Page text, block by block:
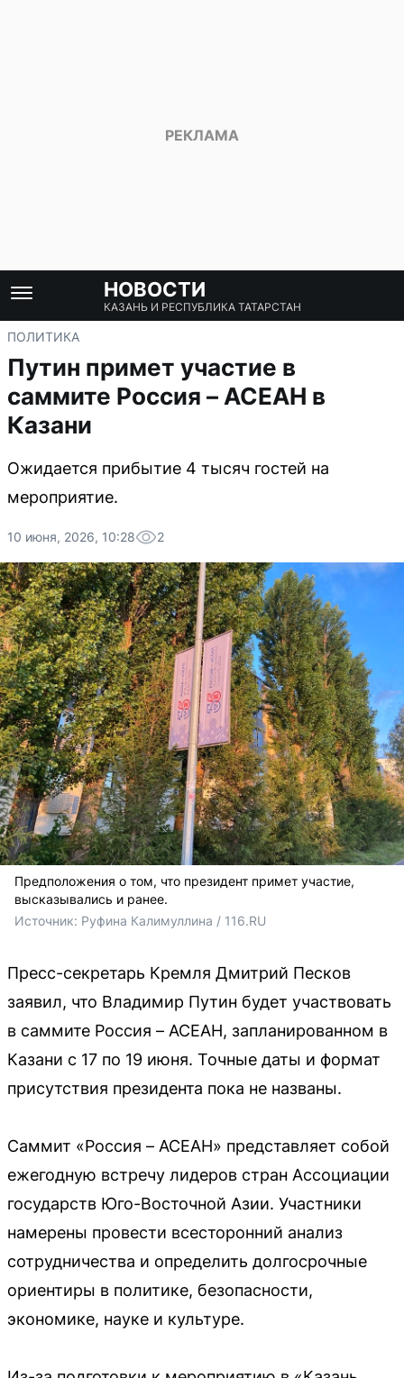
НОВОСТИ
КАЗАНЬ И РЕСПУБЛИКА ТАТАРСТАН
ПОЛИТИКА
Путин примет участие в
саммите Россия – АСЕАН в
Казани
Ожидается прибытие 4 тысяч гостей на
мероприятие.
10 июня, 2026, 10:28 2
Предположения о том, что президент примет участие,
высказывались и ранее.
Источник: Руфина Калимуллина / 116.RU
Пресс-секретарь Кремля Дмитрий Песков
заявил, что Владимир Путин будет участвовать
в саммите Россия – АСЕАН, запланированном в
Казани с 17 по 19 июня. Точные даты и формат
присутствия президента пока не названы.
Саммит «Россия – АСЕАН» представляет собой
ежегодную встречу лидеров стран Ассоциации
государств Юго-Восточной Азии. Участники
намерены провести всесторонний анализ
сотрудничества и определить долгосрочные
ориентиры в политике, безопасности,
экономике, науке и культуре.